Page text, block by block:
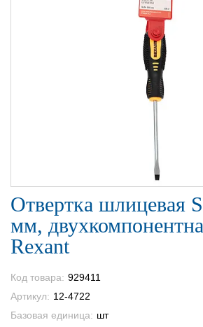
Отвертка шлицевая
мм,
Rexant
Код товара: 929411
Артикул: 12-4722
Базовая единица: шт